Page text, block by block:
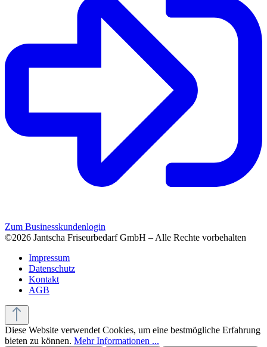
Zum Businesskundenlogin
©2026 Jantscha Friseurbedarf GmbH – Alle Rechte vorbehalten
Impressum
Datenschutz
Kontakt
AGB
Diese Website verwendet Cookies, um eine bestmögliche Erfahrung
bieten zu können. Mehr Informationen ...